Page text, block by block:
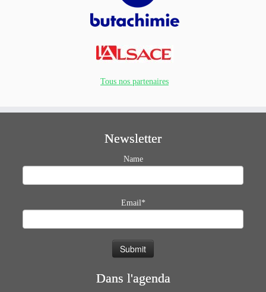
Tous nos partenaires
Newsletter
Name
Email*
Dans l'agenda